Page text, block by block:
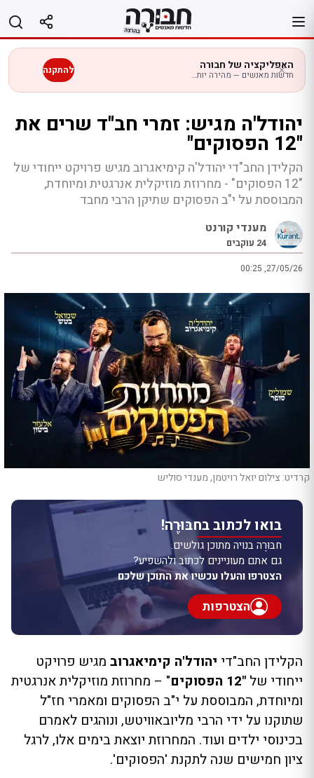
לתוכן
האפליקציה של חבורה
חדשות מאנשים — מהירה יותר בנייד להתקנה
יהודל'ה מגיש: זמרי חב"ד שרים את
"12 הפסוקים"
הקלידן החב"די יהודל'ה קימיאגרוב מגיש פרויקט ייחודי של
"12 הפסוקים" - מחרוזת מוזיקלית אנרגטית ומיוחדת,
המבוססת על י"ב הפסוקים שתיקן הרבי מחבד
מענדי קורנט
24 עוקבים
00:25 ,27/05/26
קרדיט: צילום יואל רויטמן, מענדי סוליש
בואו לכתוב בחבּוּרֶה!
חבּוּרֶה בנויה מתוכן גולשים.
גם אתם מעוניינים לכתוב ולהשפיע?
הצטרפו והעלו עכשיו את התוכן שלכם
הצטרפות
הקלידן החב"די יהודל'ה קימיאגרוב מגיש פרויקט
ייחודי של "12 הפסוקים
" – מחרוזת מוזיקלית אנרגטית
ומיוחדת, המבוססת על י"ב הפסוקים ומאמרי חז"ל
שתוקנו על ידי הרבי מליובאוויטש, ונוהגים לאמרם
בכינוסי ילדים ועוד. המחרוזת יוצאת בימים אלו, לרגל
ציון חמישים שנה לתקנת 'הפסוקים'.